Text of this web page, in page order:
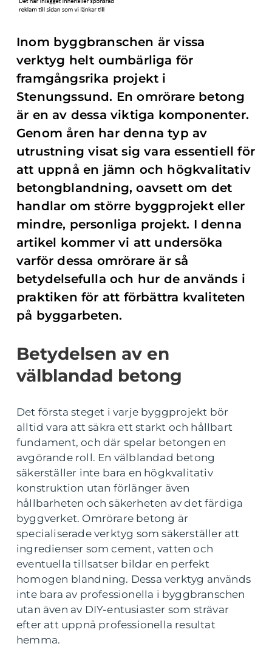
Inom byggbranschen är vissa
verktyg helt oumbärliga för
framgångsrika projekt i
Stenungssund. En omrörare betong
är en av dessa viktiga komponenter.
Genom åren har denna typ av
utrustning visat sig vara essentiell för
att uppnå en jämn och högkvalitativ
betongblandning, oavsett om det
handlar om större byggprojekt eller
mindre, personliga projekt. I denna
artikel kommer vi att undersöka
varför dessa omrörare är så
betydelsefulla och hur de används i
praktiken för att förbättra kvaliteten
på byggarbeten.
Betydelsen av en
välblandad betong
Det första steget i varje byggprojekt bör
alltid vara att säkra ett starkt och hållbart
fundament, och där spelar betongen en
avgörande roll. En välblandad betong
säkerställer inte bara en högkvalitativ
konstruktion utan förlänger även
hållbarheten och säkerheten av det färdiga
byggverket. Omrörare betong är
specialiserade verktyg som säkerställer att
ingredienser som cement, vatten och
eventuella tillsatser bildar en perfekt
homogen blandning. Dessa verktyg används
inte bara av professionella i byggbranschen
utan även av DIY-entusiaster som strävar
efter att uppnå professionella resultat
hemma.